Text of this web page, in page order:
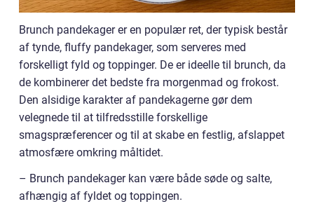
Brunch pandekager er en populær ret, der typisk består
af tynde, fluffy pandekager, som serveres med
forskelligt fyld og toppinger. De er ideelle til brunch, da
de kombinerer det bedste fra morgenmad og frokost.
Den alsidige karakter af pandekagerne gør dem
velegnede til at tilfredsstille forskellige
smagspræferencer og til at skabe en festlig, afslappet
atmosfære omkring måltidet.
– Brunch pandekager kan være både søde og salte,
afhængig af fyldet og toppingen.